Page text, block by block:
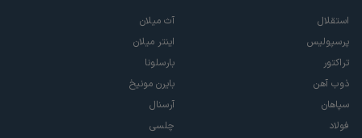
استقلال
پرسپولیس
تراکتور
ذوب آهن
سپاهان
فولاد
آث میلان
اینتر میلان
بارسلونا
بایرن مونیخ
آرسنال
چلسی